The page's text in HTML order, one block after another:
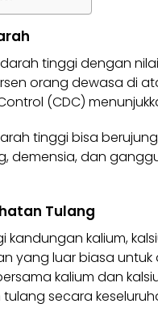
tinggi dengan
orang dewasa di
(CDC)
tinggi bisa
demensia, dan
Tulang
kandungan kalium,
yang luar biasa untuk
kalium dan
secara